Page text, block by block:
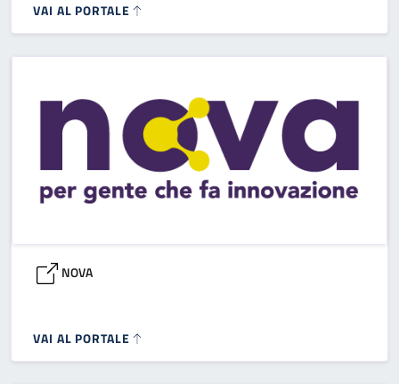
VAI AL PORTALE
NOVA
VAI AL PORTALE